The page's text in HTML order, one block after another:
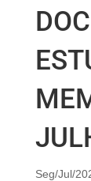
Seg/Jul/